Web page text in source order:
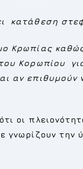
κατάθεση
Κρωπίας
Κορωπίου
αν επιθυμούν
οι
γνωρίζουν την